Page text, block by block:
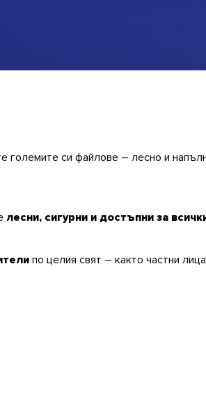
големите си файлове – лесно и
лесни, сигурни и достъпни за
по целия свят – както частни